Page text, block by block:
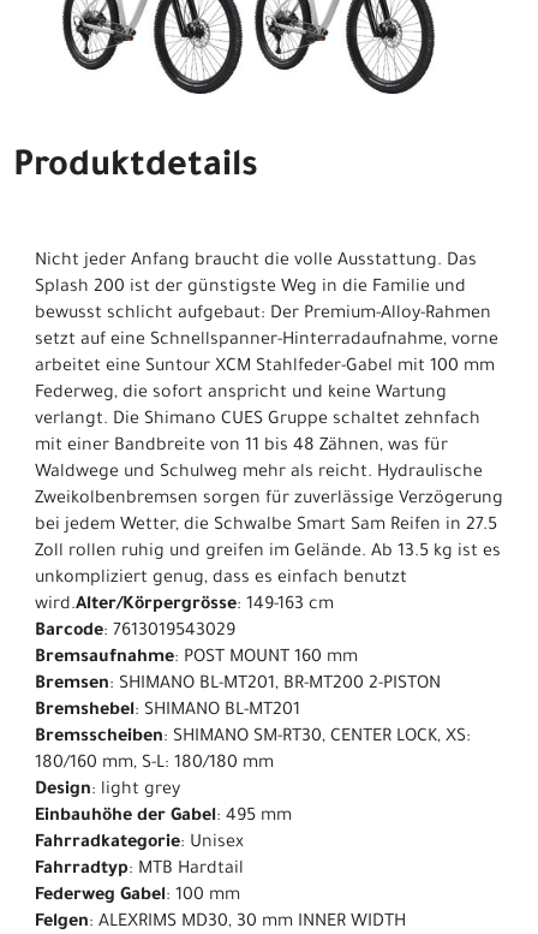
Produktdetails
Nicht jeder Anfang braucht die volle Ausstattung. Das
Splash 200 ist der günstigste Weg in die Familie und
bewusst schlicht aufgebaut: Der Premium-Alloy-Rahmen
setzt auf eine Schnellspanner-Hinterradaufnahme, vorne
arbeitet eine Suntour XCM Stahlfeder-Gabel mit 100 mm
Federweg, die sofort anspricht und keine Wartung
verlangt. Die Shimano CUES Gruppe schaltet zehnfach
mit einer Bandbreite von 11 bis 48 Zähnen, was für
Waldwege und Schulweg mehr als reicht. Hydraulische
Zweikolbenbremsen sorgen für zuverlässige Verzögerung
bei jedem Wetter, die Schwalbe Smart Sam Reifen in 27.5
Zoll rollen ruhig und greifen im Gelände. Ab 13.5 kg ist es
unkompliziert genug, dass es einfach benutzt
wird.Alter/Körpergrösse: 149-163 cm
Barcode: 7613019543029
Bremsaufnahme: POST MOUNT 160 mm
Bremsen: SHIMANO BL-MT201, BR-MT200 2-PISTON
Bremshebel: SHIMANO BL-MT201
Bremsscheiben: SHIMANO SM-RT30, CENTER LOCK, XS:
180/160 mm, S-L: 180/180 mm
Design: light grey
Einbauhöhe der Gabel: 495 mm
Fahrradkategorie: Unisex
Fahrradtyp: MTB Hardtail
Federweg Gabel: 100 mm
Felgen: ALEXRIMS MD30, 30 mm INNER WIDTH